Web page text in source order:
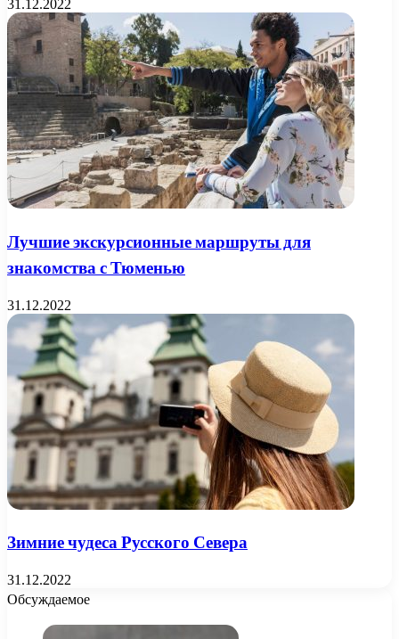
31.12.2022
Лучшие экскурсионные маршруты для
знакомства с Тюменью
31.12.2022
Зимние чудеса Русского Севера
31.12.2022
Обсуждаемое